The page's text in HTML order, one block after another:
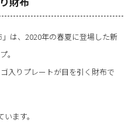
」は、2020年の春夏に登場した新
。
入りプレートが目を引く財布で
ます。